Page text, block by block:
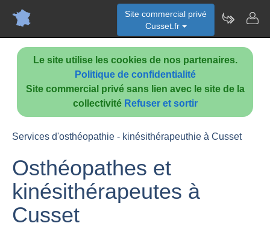
Le site utilise les cookies de nos partenaires.
Politique de confidentialité
Site commercial privé sans lien avec le site de la
collectivité Refuser et sortir
Site commercial privé
Cusset.fr
Services d'osthéopathie - kinésithérapeuthie à Cusset
Osthéopathes et
kinésithérapeutes à
Cusset